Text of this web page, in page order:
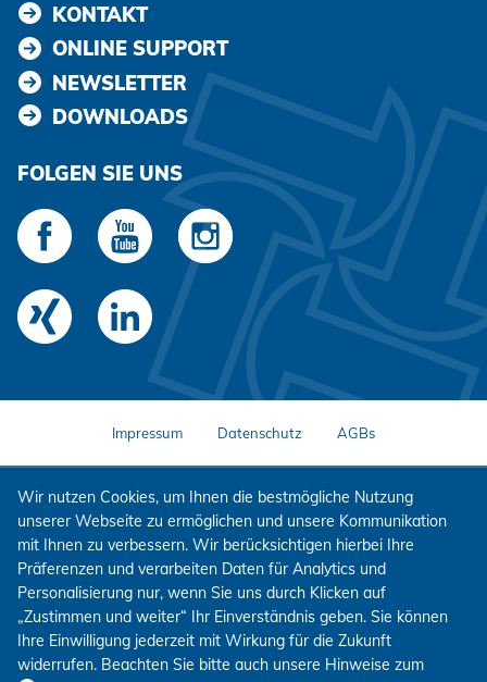
KONTAKT
ONLINE SUPPORT
NEWSLETTER
DOWNLOADS
FOLGEN SIE UNS
Impressum Datenschutz AGBs
Wir nutzen Cookies, um Ihnen die bestmögliche Nutzung
unserer Webseite zu ermöglichen und unsere Kommunikation
mit Ihnen zu verbessern. Wir berücksichtigen hierbei Ihre
Präferenzen und verarbeiten Daten für Analytics und
Personalisierung nur, wenn Sie uns durch Klicken auf
„Zustimmen und weiter“ Ihr Einverständnis geben. Sie können
Ihre Einwilligung jederzeit mit Wirkung für die Zukunft
widerrufen. Beachten Sie bitte auch unsere Hinweise zum